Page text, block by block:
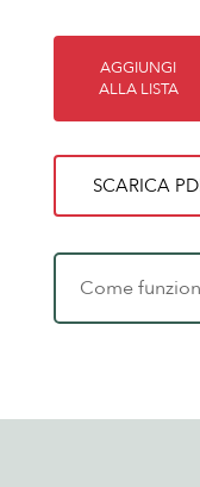
AGGIUNGI
ALLA LISTA
SCARICA
Come